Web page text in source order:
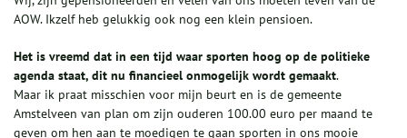
AOW. Ikzelf heb gelukkig ook nog een klein pensioen.
Het is vreemd dat in een tijd waar sporten hoog op de politieke
agenda staat, dit nu financieel onmogelijk wordt gemaakt.
Maar ik praat misschien voor mijn beurt en is de gemeente
Amstelveen van plan om zijn ouderen 100.00 euro per maand te
geven om hen aan te moedigen te gaan sporten in ons mooie